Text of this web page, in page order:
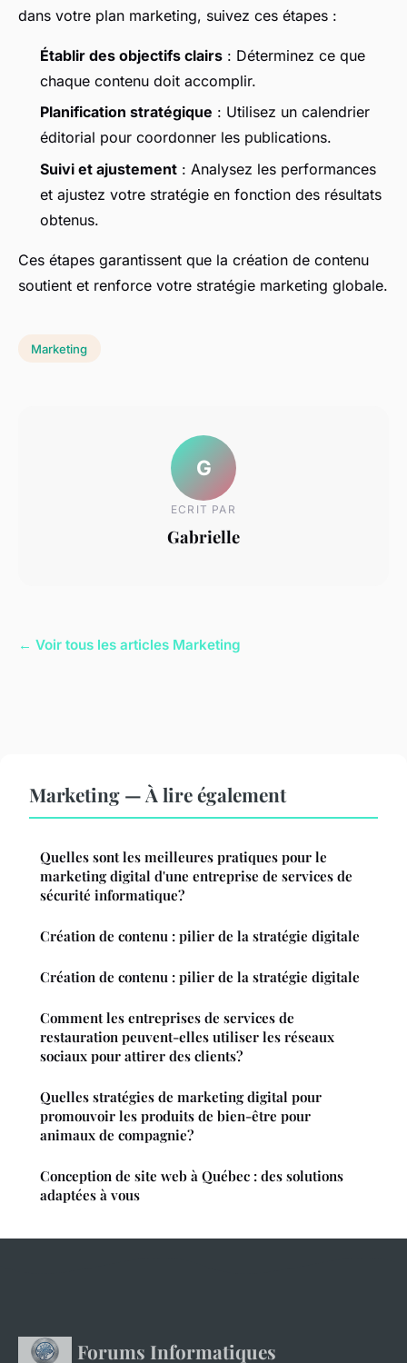
dans votre plan marketing, suivez ces étapes :
Établir des objectifs clairs : Déterminez ce que
chaque contenu doit accomplir.
Planification stratégique : Utilisez un calendrier
éditorial pour coordonner les publications.
Suivi et ajustement : Analysez les performances
et ajustez votre stratégie en fonction des résultats
obtenus.
Ces étapes garantissent que la création de contenu
soutient et renforce votre stratégie marketing globale.
Marketing
G
ECRIT PAR
Gabrielle
← Voir tous les articles Marketing
Marketing — À lire également
Quelles sont les meilleures pratiques pour le
marketing digital d'une entreprise de services de
sécurité informatique?
Création de contenu : pilier de la stratégie digitale
Création de contenu : pilier de la stratégie digitale
Comment les entreprises de services de
restauration peuvent-elles utiliser les réseaux
sociaux pour attirer des clients?
Quelles stratégies de marketing digital pour
promouvoir les produits de bien-être pour
animaux de compagnie?
Conception de site web à Québec : des solutions
adaptées à vous
Forums Informatiques